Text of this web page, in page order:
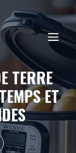
TERRE
ET